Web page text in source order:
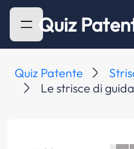
Quiz
Quiz Patente
Le strisce di